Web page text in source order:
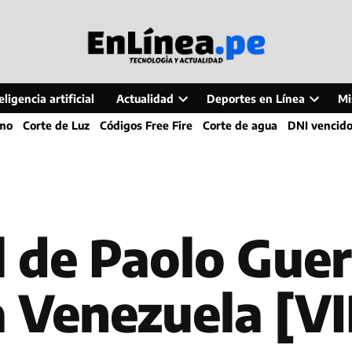
artificial Actualidad
Open
dropdown
Deportes en Línea
Open
dropdown
Corte de Luz Códigos Free Fire Corte de agua DNI vencido
de Paolo